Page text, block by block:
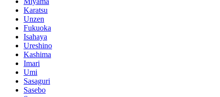
Karatsu
Unzen
Fukuoka
Isahaya
Ureshino
Kashima
Imari
Umi
Sasaguri
Sasebo